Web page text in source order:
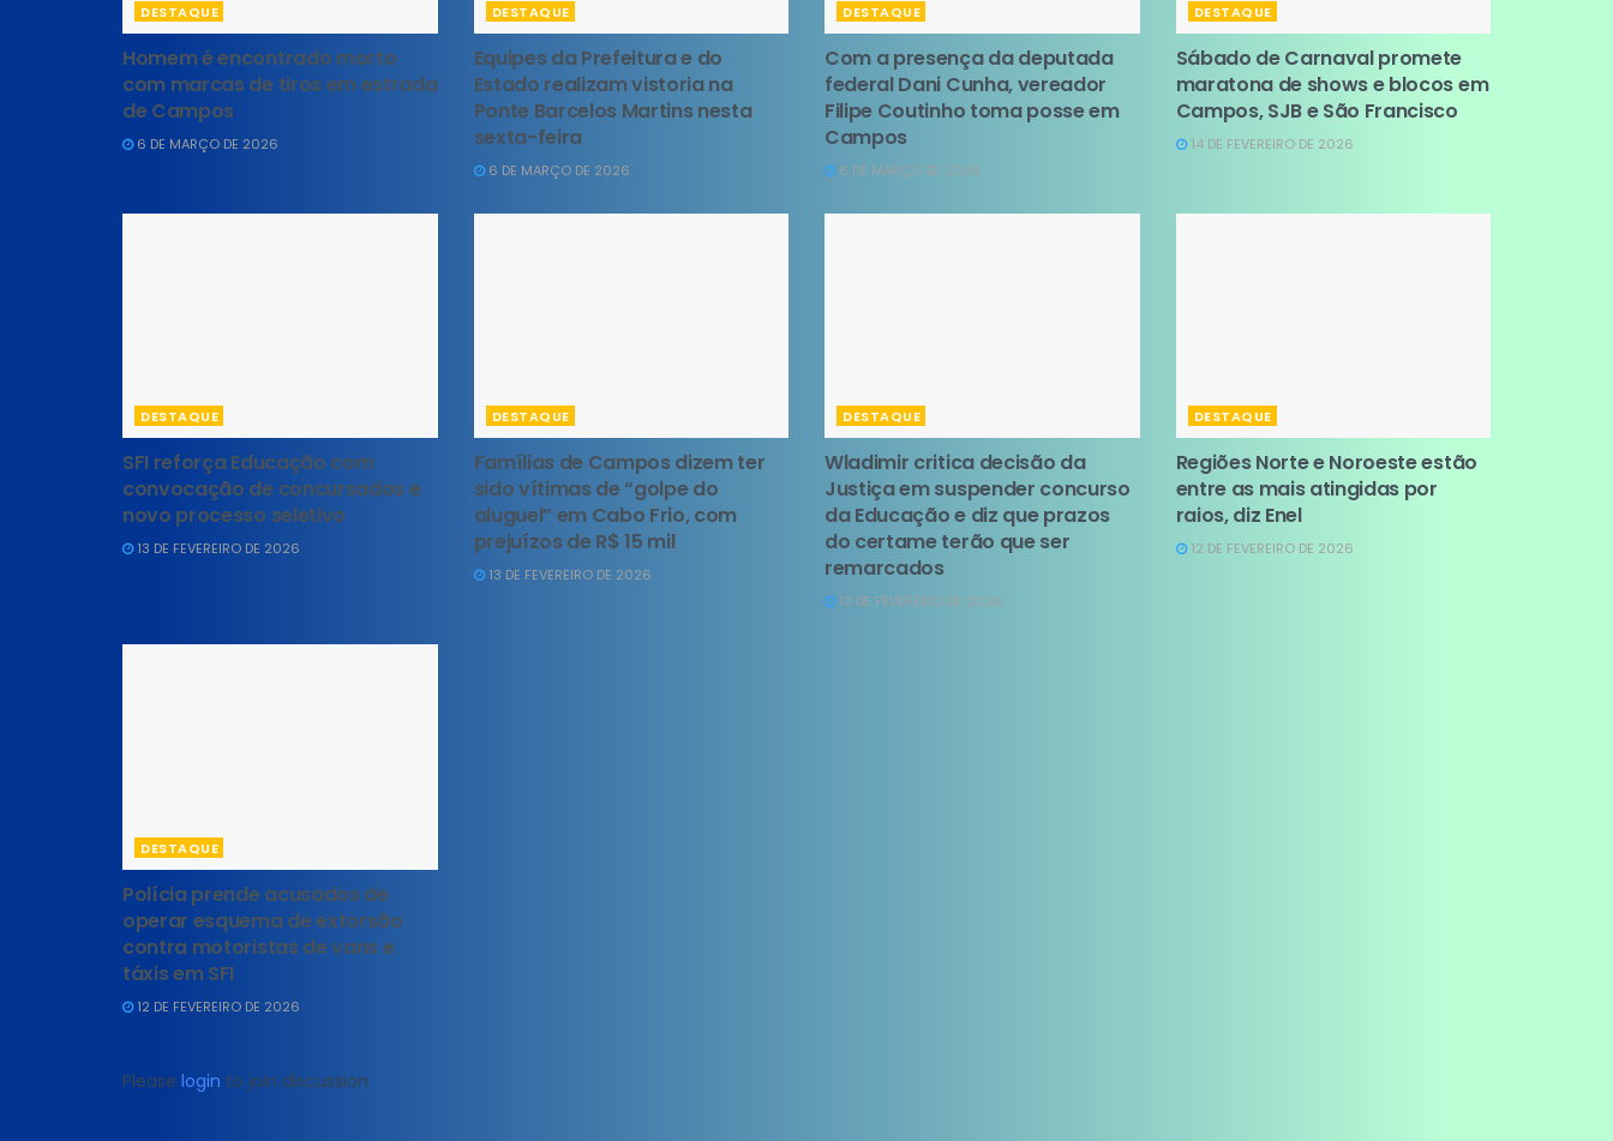
DESTAQUE
Homem é encontrado morto
com marcas de tiros em estrada
de Campos
6 DE MARÇO DE 2026
DESTAQUE
Equipes da Prefeitura e do
Estado realizam vistoria na
Ponte Barcelos Martins nesta
sexta-feira
6 DE MARÇO DE 2026
DESTAQUE
Com a presença da deputada
federal Dani Cunha, vereador
Filipe Coutinho toma posse em
Campos
6 DE MARÇO DE 2026
DESTAQUE
Sábado de Carnaval promete
maratona de shows e blocos em
Campos, SJB e São Francisco
14 DE FEVEREIRO DE 2026
DESTAQUE
SFI reforça Educação com
convocação de concursados e
novo processo seletivo
13 DE FEVEREIRO DE 2026
DESTAQUE
Famílias de Campos dizem ter
sido vítimas de “golpe do
aluguel” em Cabo Frio, com
prejuízos de R$ 15 mil
13 DE FEVEREIRO DE 2026
DESTAQUE
Wladimir critica decisão da
Justiça em suspender concurso
da Educação e diz que prazos
do certame terão que ser
remarcados
13 DE FEVEREIRO DE 2026
DESTAQUE
Regiões Norte e Noroeste estão
entre as mais atingidas por
raios, diz Enel
12 DE FEVEREIRO DE 2026
DESTAQUE
Polícia prende acusados de
operar esquema de extorsão
contra motoristas de vans e
táxis em SFI
12 DE FEVEREIRO DE 2026
Please login to join discussion